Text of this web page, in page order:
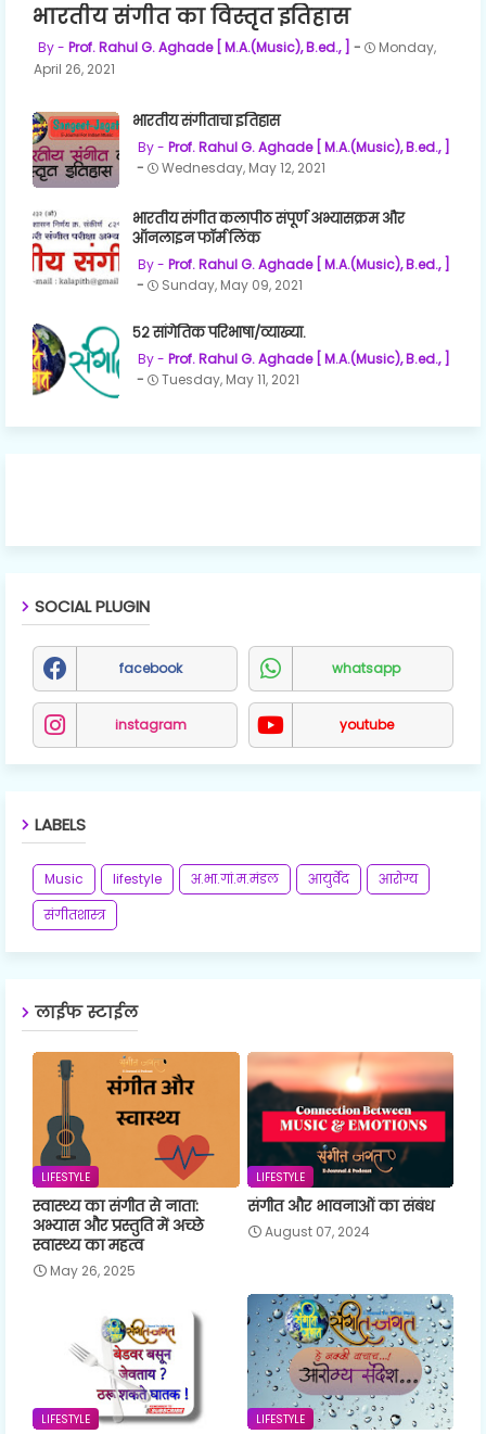
भारतीय संगीत का विस्तृत इतिहास
Prof. Rahul G. Aghade [ M.A.(Music), B.ed., ]
Monday,
April 26, 2021
भारतीय संगीताचा इतिहास
Prof. Rahul G. Aghade [ M.A.(Music), B.ed., ]
Wednesday, May 12, 2021
भारतीय संगीत कलापीठ संपूर्ण अभ्यासक्रम और
ऑनलाइन फॉर्म लिंक
Prof. Rahul G. Aghade [ M.A.(Music), B.ed., ]
Sunday, May 09, 2021
५२ सांगेतिक परिभाषा/व्याख्या.
Prof. Rahul G. Aghade [ M.A.(Music), B.ed., ]
Tuesday, May 11, 2021
SOCIAL PLUGIN
facebook whatsapp
instagram youtube
LABELS
Music lifestyle अ.भा.गां.म.मंडल आयुर्वेद
आरोग्य
संगीतशास्त्र
लाईफ स्टाईल
LIFESTYLE
स्वास्थ्य का संगीत से नाता:
अभ्यास और प्रस्तुति में अच्छे
स्वास्थ्य का महत्व
May 26, 2025
LIFESTYLE
संगीत और भावनाओं का संबंध
August 07, 2024
LIFESTYLE LIFESTYLE